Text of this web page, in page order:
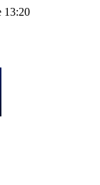
13:20